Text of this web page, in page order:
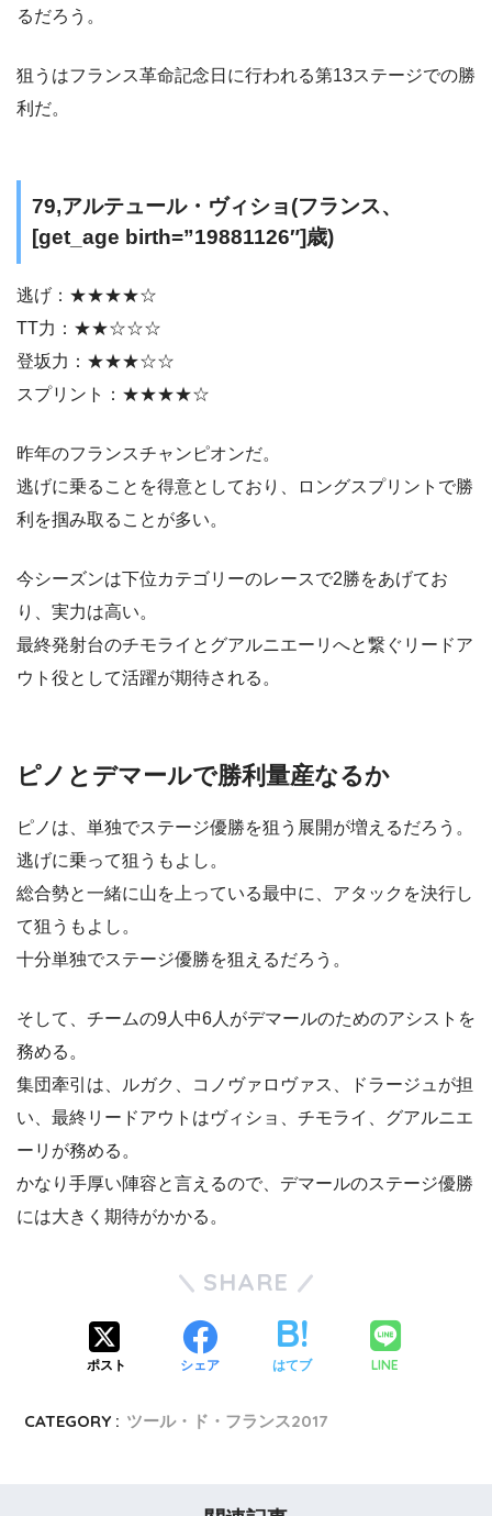
るだろう。
狙うはフランス革命記念日に行われる第13ステージでの勝
利だ。
79,アルテュール・ヴィショ(フランス、
[get_age birth=”19881126″]歳)
逃げ：★★★★☆
TT力：★★☆☆☆
登坂力：★★★☆☆
スプリント：★★★★☆
昨年のフランスチャンピオンだ。
逃げに乗ることを得意としており、ロングスプリントで勝
利を掴み取ることが多い。
今シーズンは下位カテゴリーのレースで2勝をあげてお
り、実力は高い。
最終発射台のチモライとグアルニエーリへと繋ぐリードア
ウト役として活躍が期待される。
ピノとデマールで勝利量産なるか
ピノは、単独でステージ優勝を狙う展開が増えるだろう。
逃げに乗って狙うもよし。
総合勢と一緒に山を上っている最中に、アタックを決行し
て狙うもよし。
十分単独でステージ優勝を狙えるだろう。
そして、チームの9人中6人がデマールのためのアシストを
務める。
集団牽引は、ルガク、コノヴァロヴァス、ドラージュが担
い、最終リードアウトはヴィショ、チモライ、グアルニエ
ーリが務める。
かなり手厚い陣容と言えるので、デマールのステージ優勝
には大きく期待がかかる。
SHARE
ポスト シェア はてブ LINE
CATEGORY : ツール・ド・フランス2017